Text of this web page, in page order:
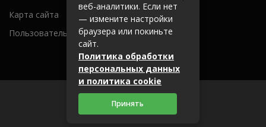
Карта сайта
Пользовательское соглашение
2026 (c) metallobaza31.ru
веб-аналитики. Если нет
— измените настройки
браузера или покиньте
сайт.
Политика обработки
персональных данных
и политика cookie
Принять